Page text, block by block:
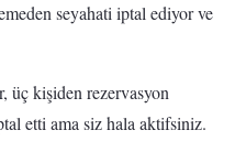
seyahati iptal ediyor ve
üç kişiden rezervasyon
etti ama siz hala aktifsiniz.